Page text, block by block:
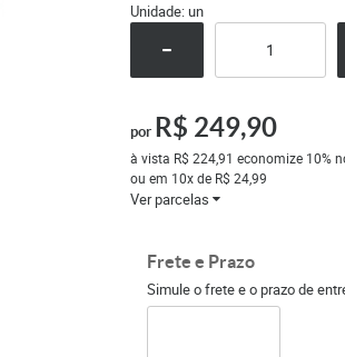
Unidade: un
por R$ 249,90
à vista R$ 224,91 economize 10%
ou em 10xde R$ 24,99
Ver parcelas
Frete e Prazo
Simule o frete e o prazo de